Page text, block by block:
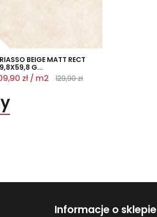
BEIGE MATT RECT
G...
zł / m2 129,90 zł
Informacje o sklepie